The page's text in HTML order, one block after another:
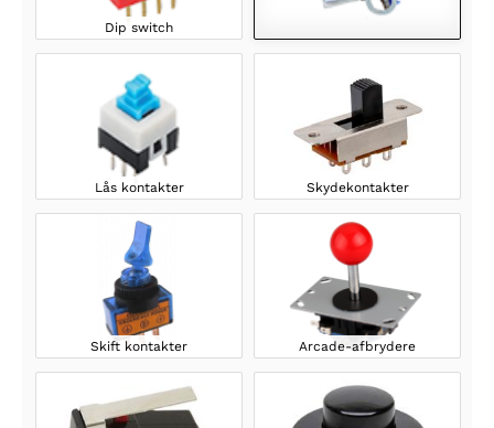
Dip switch
Lås kontakter Skydekontakter
Skift kontakter Arcade-afbrydere